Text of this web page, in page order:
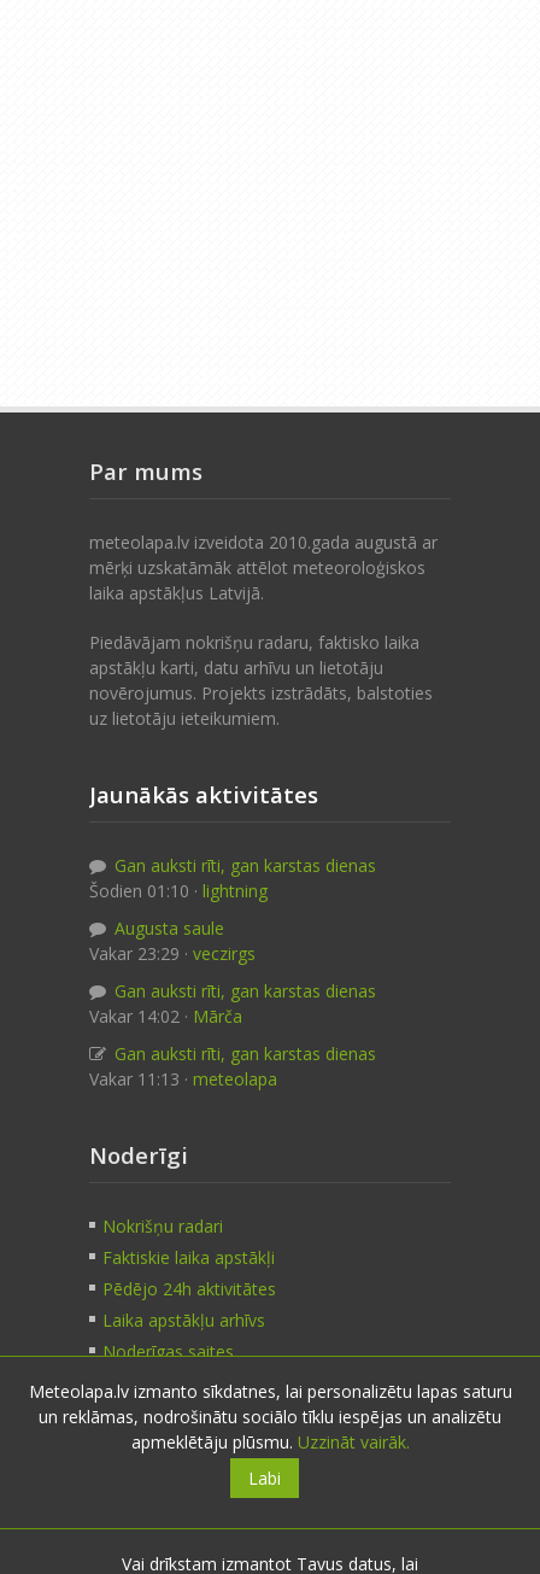
Par mums
meteolapa.lv izveidota 2010.gada augustā ar
mērķi uzskatāmāk attēlot meteoroloģiskos
laika apstākļus Latvijā.
Piedāvājam nokrišņu radaru, faktisko laika
apstākļu karti, datu arhīvu un lietotāju
novērojumus. Projekts izstrādāts, balstoties
uz lietotāju ieteikumiem.
Jaunākās aktivitātes
Gan auksti rīti, gan karstas dienas
Šodien 01:10 · lightning
Augusta saule
Vakar 23:29 · veczirgs
Gan auksti rīti, gan karstas dienas
Vakar 14:02 · Mārča
Gan auksti rīti, gan karstas dienas
Vakar 11:13 · meteolapa
Noderīgi
Nokrišņu radari
Faktiskie laika apstākļi
Pēdējo 24h aktivitātes
Laika apstākļu arhīvs
Noderīgas saites
Kontakti
nosūti ziņu
Meteolapa.lv izmanto sīkdatnes, lai personalizētu lapas saturu
un reklāmas, nodrošinātu sociālo tīklu iespējas un analizētu
apmeklētāju plūsmu. Uzzināt vairāk.
Labi
Vai drīkstam izmantot Tavus datus, lai